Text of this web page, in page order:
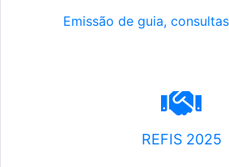
Emissão de guia,
REFIS 2025